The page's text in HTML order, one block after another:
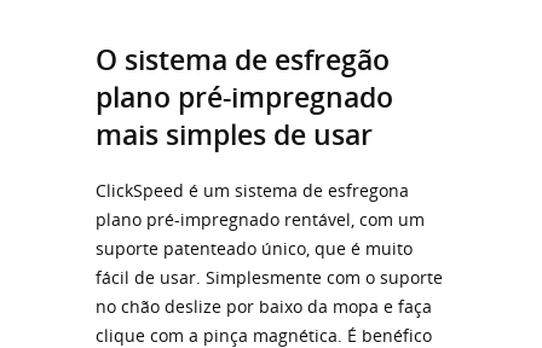
O sistema de esfregão
plano pré-impregnado
mais simples de usar
ClickSpeed é um sistema de esfregona
plano pré-impregnado rentável, com um
suporte patenteado único, que é muito
fácil de usar. Simplesmente com o suporte
no chão deslize por baixo da mopa e faça
clique com a pinça magnética. É benéfico